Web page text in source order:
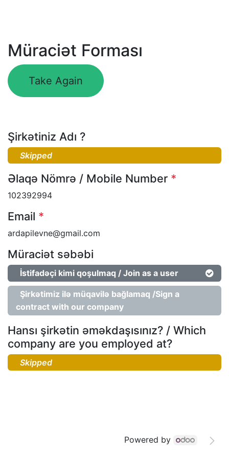
Müraciət Forması
Take Again
Şirkətiniz Adı ?
Əlaqə Nömrə / Mobile Number *
102392994
Email *
ardapilevne@gmail.com
Müraciət səbəbi
İstifadəçi kimi qoşulmaq / Join as a user
Şirkətimiz ilə müqavilə bağlamaq /Sign a
contract with our company
Hansı şirkətin əməkdaşısınız? / Which
company are you employed at?
Powered by